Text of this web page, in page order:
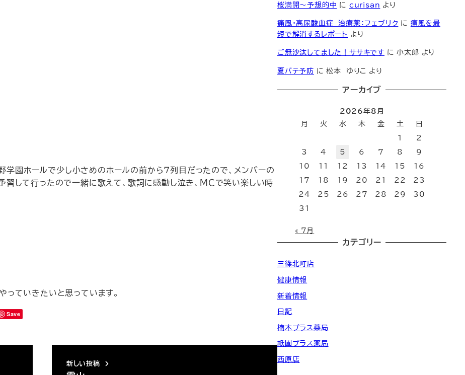
野学園ホールで少し小さめのホールの前から７列目だったので、メンバーの
習して行ったので一緒に歌えて、歌詞に感動し泣き、ＭＣで笑い楽しい時
っていきたいと思っています。
Save
新しい投稿
桜満開～予想的中 に curisan より
痛風・高尿酸血症 治療薬：フェブリク に 痛風を最
短で解消するレポート より
ご無沙汰してました！ササキです に小太郎 より
夏バテ予防 に松本 ゆりこ より
アーカイブ
2026年8月
月
火 水 木 金 土
日
1
2
3
4 5 6 7 8
9
10
11 12 13 14 15
16
17
18 19 20 21 22
23
24
25 26 27 28 29
30
31
« 7月
カテゴリー
三篠北町店
健康情報
新着情報
日記
楠木プラス薬局
祇園プラス薬局
西原店